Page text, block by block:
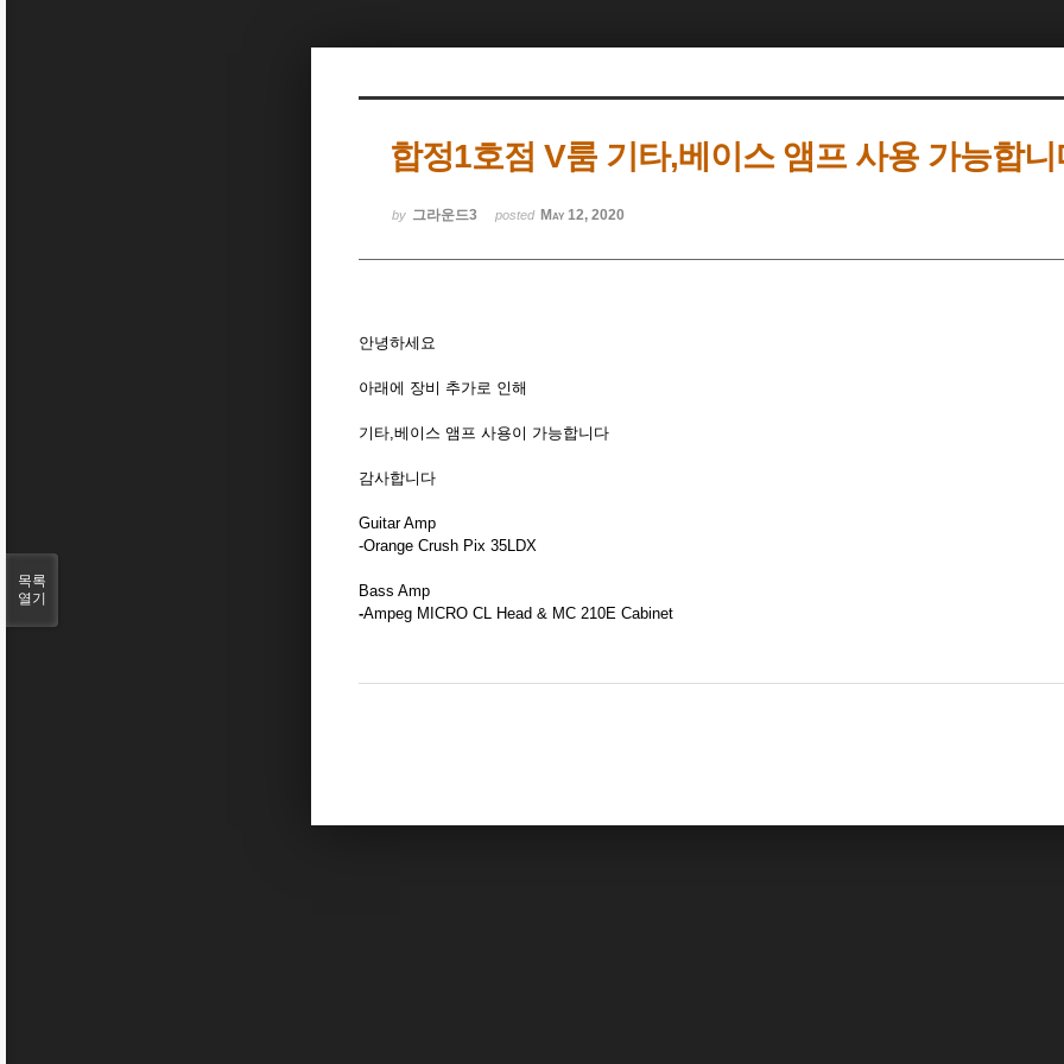
합정1호점 V룸 기타,베이스 앰프 사용 가능합니
by 그라운드3 posted May 12, 2020
안녕하세요
아래에 장비 추가로 인해
기타,베이스 앰프 사용이 가능합니다
감사합니다
Guitar Amp
-Orange Crush Pix 35LDX
Bass Amp
-Ampeg MICRO CL Head & MC 210E Cabinet
목록
열기
Sketchbook5, 스케치북5
Sketchbook5, 스케치북5